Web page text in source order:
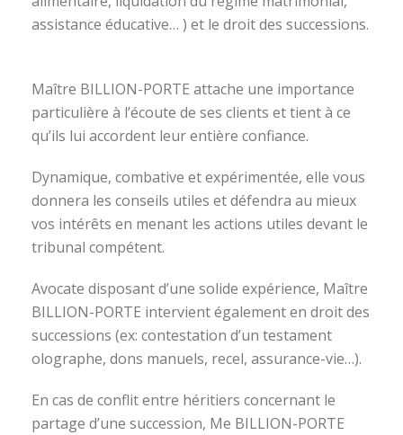
assistance éducative… ) et le droit des successions.
Maître BILLION-PORTE attache une importance
particulière à l’écoute de ses clients et tient à ce
qu’ils lui accordent leur entière confiance.
Dynamique, combative et expérimentée, elle vous
donnera les conseils utiles et défendra au mieux
vos intérêts en menant les actions utiles devant le
tribunal compétent.
Avocate disposant d’une solide expérience, Maître
BILLION-PORTE intervient également en droit des
successions (ex: contestation d’un testament
olographe, dons manuels, recel, assurance-vie…).
En cas de conflit entre héritiers concernant le
partage d’une succession, Me BILLION-PORTE